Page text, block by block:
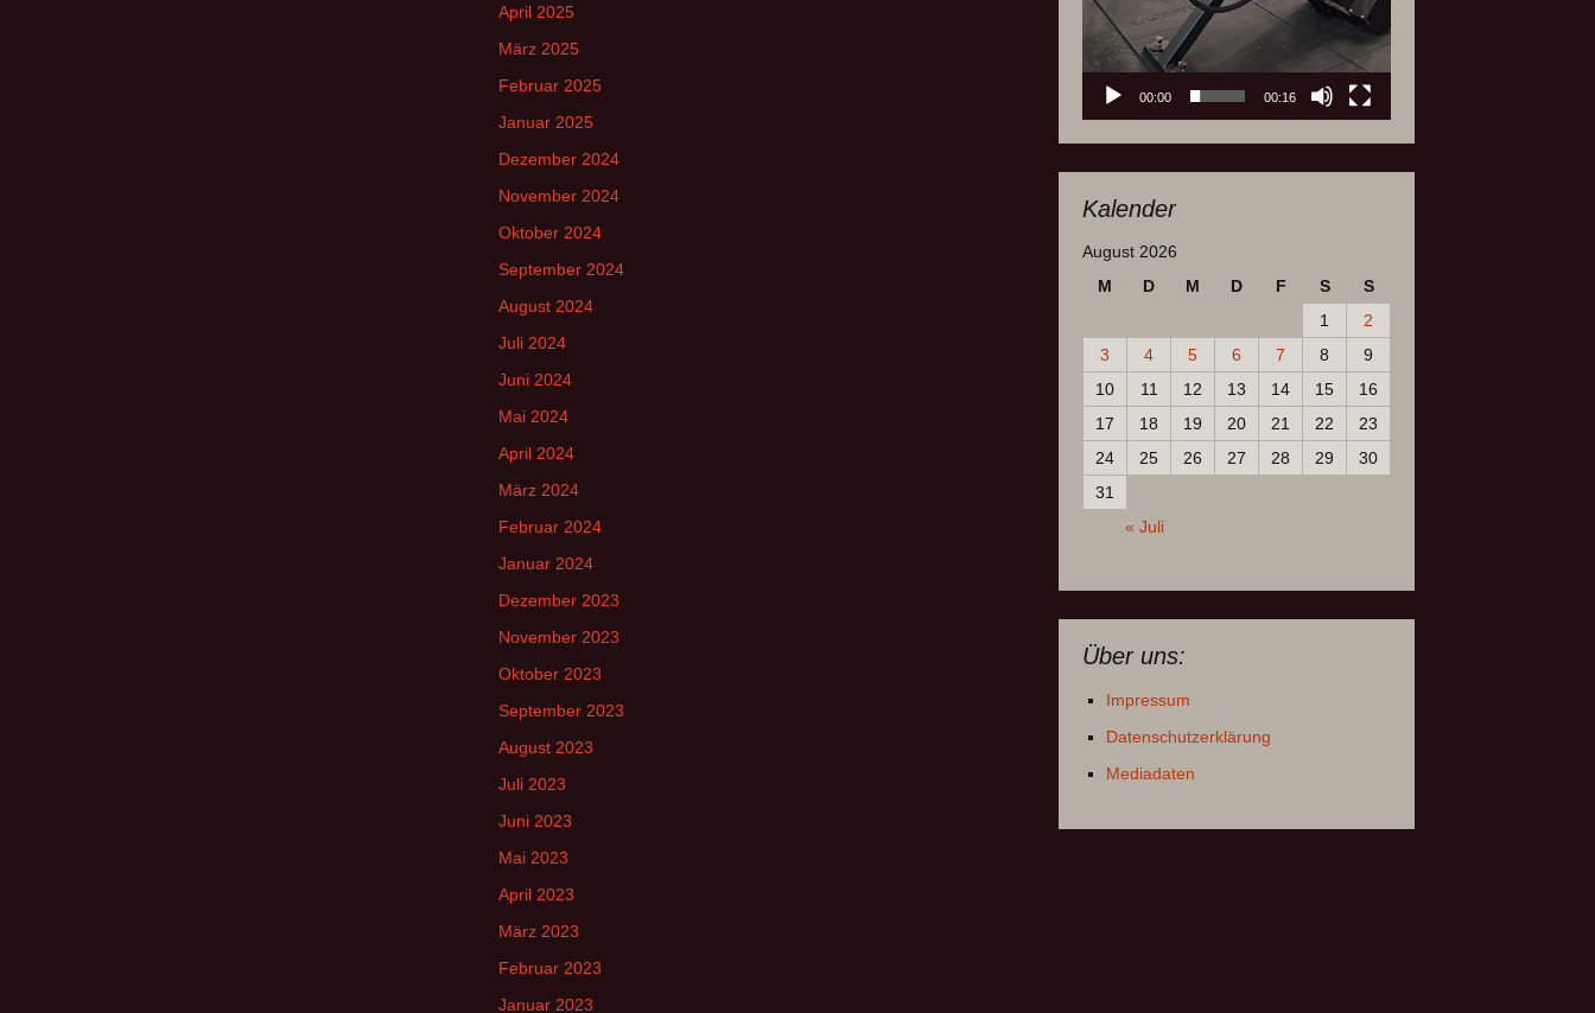
00:00 00:16
Kalender
August 2026
M
D M D F S
S
1
2
3
4 5 6 7 8
9
10
11 12 13 14 15
16
17
18 19 20 21 22
23
24
25 26 27 28 29
30
31
« Juli
Über uns:
Impressum
Datenschutzerklärung
Mediadaten
April 2025
März 2025
Februar 2025
Januar 2025
Dezember 2024
November 2024
Oktober 2024
September 2024
August 2024
Juli 2024
Juni 2024
Mai 2024
April 2024
März 2024
Februar 2024
Januar 2024
Dezember 2023
November 2023
Oktober 2023
September 2023
August 2023
Juli 2023
Juni 2023
Mai 2023
April 2023
März 2023
Februar 2023
Januar 2023